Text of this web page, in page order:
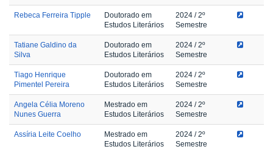
Rebeca Ferreira Tipple
Doutorado em
Estudos Literários
2024 / 2º
Semestre
Tatiane Galdino da
Silva
Doutorado em
Estudos Literários
2024 / 2º
Semestre
Tiago Henrique
Pimentel Pereira
Doutorado em
Estudos Literários
2024 / 2º
Semestre
Angela Célia Moreno
Nunes Guerra
Mestrado em
Estudos Literários
2024 / 2º
Semestre
Assíria Leite Coelho
Mestrado em
Estudos Literários
2024 / 2º
Semestre